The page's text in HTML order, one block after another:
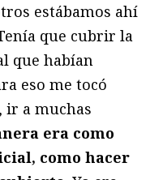
estábamos ahí
que cubrir la
que habían
eso me tocó
ir a muchas
era como
como hacer